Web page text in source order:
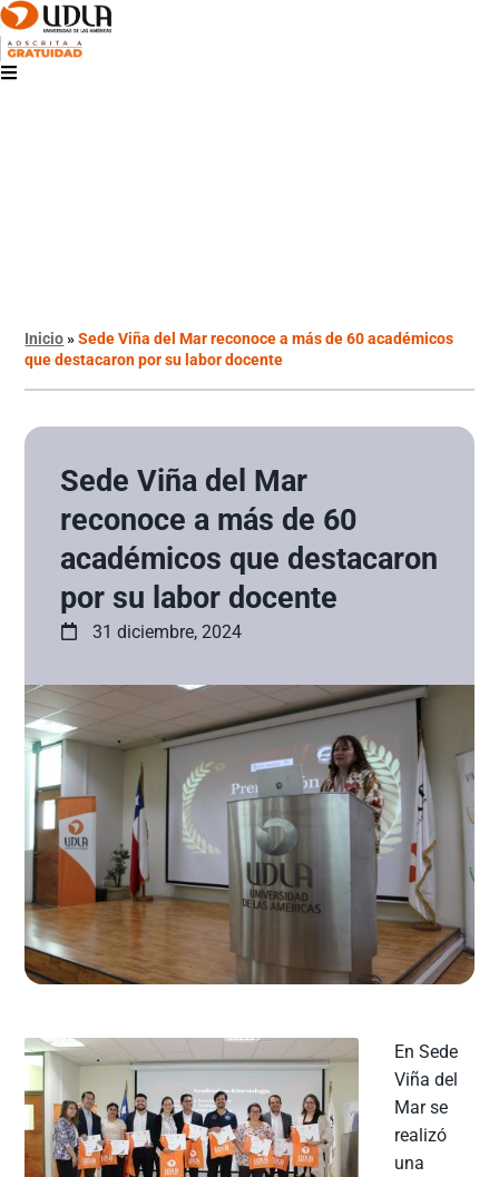
Inicio»Sede Viña del Mar reconoce a más de 60 académicos
que destacaron por su labor docente
Sede Viña del Mar
reconoce a más de 60
académicos que destacaron
por su labor docente
31 diciembre, 2024
En Sede
Viña del
Mar se
realizó
una